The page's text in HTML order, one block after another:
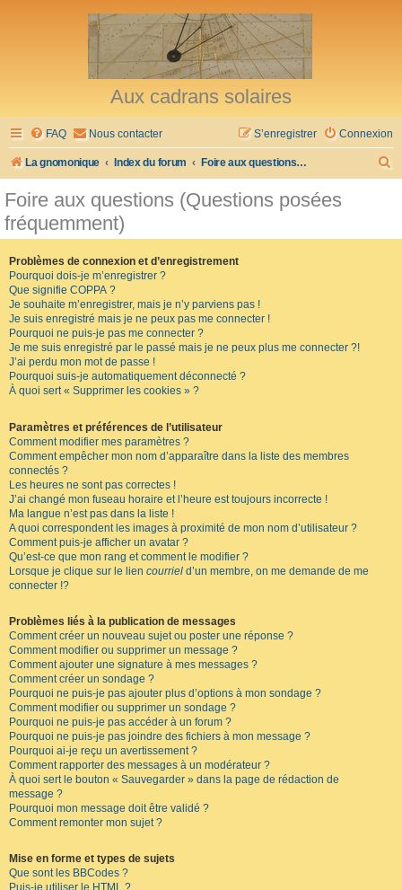
Aux cadrans solaires
FAQ Nous contacter Connexion
S’enregistrer
La gnomonique Index du forum Foire aux questions (Questions posées fréquemment)
Foire aux questions (Questions posées
fréquemment)
Problèmes de connexion et d’enregistrement
Pourquoi dois-je m’enregistrer ?
Que signifie COPPA ?
Je souhaite m’enregistrer, mais je n’y parviens pas !
Je suis enregistré mais je ne peux pas me connecter !
Pourquoi ne puis-je pas me connecter ?
Je me suis enregistré par le passé mais je ne peux plus me connecter ?!
J’ai perdu mon mot de passe !
Pourquoi suis-je automatiquement déconnecté ?
À quoi sert « Supprimer les cookies » ?
Paramètres et préférences de l’utilisateur
Comment modifier mes paramètres ?
Comment empêcher mon nom d’apparaître dans la liste des membres
connectés ?
Les heures ne sont pas correctes !
J’ai changé mon fuseau horaire et l’heure est toujours incorrecte !
Ma langue n’est pas dans la liste !
A quoi correspondent les images à proximité de mon nom d’utilisateur ?
Comment puis-je afficher un avatar ?
Qu’est-ce que mon rang et comment le modifier ?
Lorsque je clique sur le lien courriel d’un membre, on me demande de me
connecter !?
Problèmes liés à la publication de messages
Comment créer un nouveau sujet ou poster une réponse ?
Comment modifier ou supprimer un message ?
Comment ajouter une signature à mes messages ?
Comment créer un sondage ?
Pourquoi ne puis-je pas ajouter plus d’options à mon sondage ?
Comment modifier ou supprimer un sondage ?
Pourquoi ne puis-je pas accéder à un forum ?
Pourquoi ne puis-je pas joindre des fichiers à mon message ?
Pourquoi ai-je reçu un avertissement ?
Comment rapporter des messages à un modérateur ?
À quoi sert le bouton « Sauvegarder » dans la page de rédaction de
message ?
Pourquoi mon message doit être validé ?
Comment remonter mon sujet ?
Mise en forme et types de sujets
Que sont les BBCodes ?
Puis-je utiliser le HTML ?